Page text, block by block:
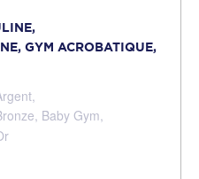
GYM ACROBATIQUE,
Baby Gym,